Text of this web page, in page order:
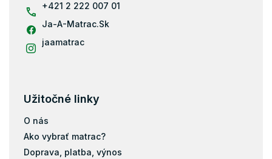
+421 2 222 007 01
Ja-A-Matrac.Sk
jaamatrac
Užitočné linky
O nás
Ako vybrať matrac?
Doprava, platba, výnos